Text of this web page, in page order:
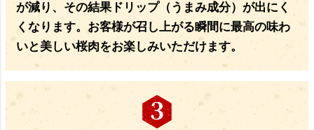
が減り、その結果ドリップ（うまみ成分）が出にく
くなります。お客様が召し上がる瞬間に最高の味わ
いと美しい桜肉をお楽しみいただけます。